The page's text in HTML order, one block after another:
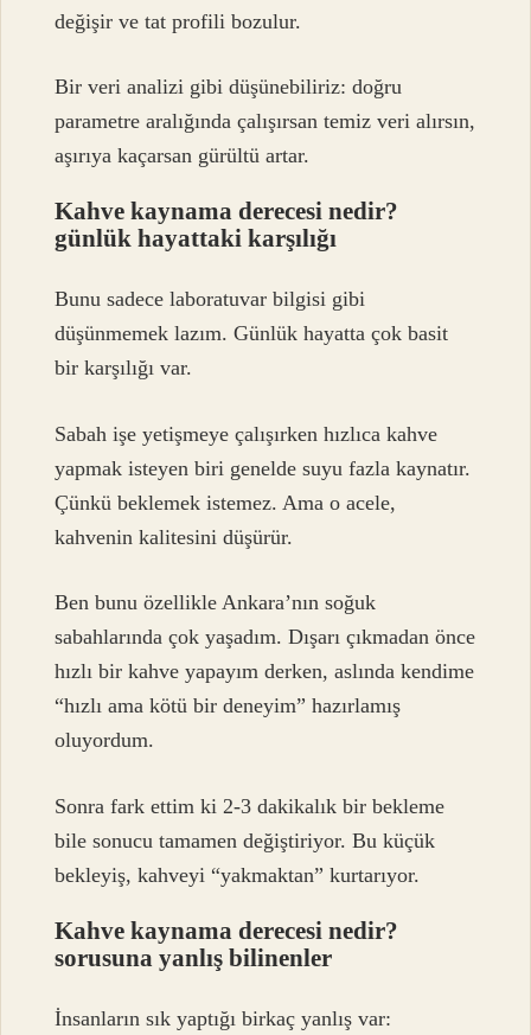
değişir ve tat profili bozulur.
Bir veri analizi gibi düşünebiliriz: doğru
parametre aralığında çalışırsan temiz veri alırsın,
aşırıya kaçarsan gürültü artar.
Kahve kaynama derecesi nedir?
günlük hayattaki karşılığı
Bunu sadece laboratuvar bilgisi gibi
düşünmemek lazım. Günlük hayatta çok basit
bir karşılığı var.
Sabah işe yetişmeye çalışırken hızlıca kahve
yapmak isteyen biri genelde suyu fazla kaynatır.
Çünkü beklemek istemez. Ama o acele,
kahvenin kalitesini düşürür.
Ben bunu özellikle Ankara’nın soğuk
sabahlarında çok yaşadım. Dışarı çıkmadan önce
hızlı bir kahve yapayım derken, aslında kendime
“hızlı ama kötü bir deneyim” hazırlamış
oluyordum.
Sonra fark ettim ki 2-3 dakikalık bir bekleme
bile sonucu tamamen değiştiriyor. Bu küçük
bekleyiş, kahveyi “yakmaktan” kurtarıyor.
Kahve kaynama derecesi nedir?
sorusuna yanlış bilinenler
İnsanların sık yaptığı birkaç yanlış var: